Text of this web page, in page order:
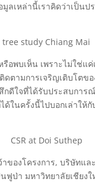
ลเหล่านี้เราคิดว่าเป็
อพบเห็น เพราะไม่ใช่แ
ามการเจริญเติบโตขอ
ดีใจที่ได้รับประสบกา
ในครั้งนี้ไปบอกเล่าให้
องโครงการ, บริษัทแ
ฟูป่า มหาวิทยาลัยเชีย